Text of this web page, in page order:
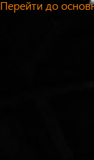
Перейти до